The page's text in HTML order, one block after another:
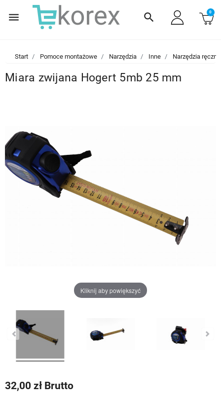
menu search 0
Start Pomoce montażowe Narzędzia Inne Narzędzia ręczne
Miara zwijana Hogert 5mb 25 mm
Kliknij aby powiększyć
32,00 zł Brutto